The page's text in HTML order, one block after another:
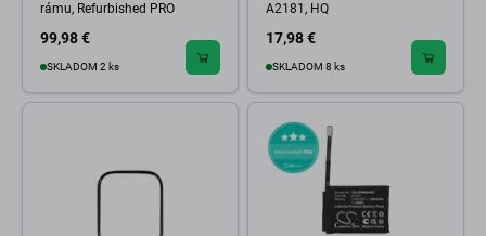
rámu, Refurbished PRO
99,98 €
SKLADOM 2 ks
A2181, HQ
17,98 €
SKLADOM 8 ks